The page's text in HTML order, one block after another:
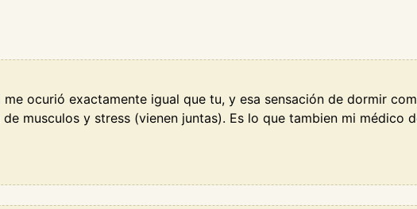
ocurió exactamente igual que tu, y esa sensación de dormir
musculos y stress (vienen juntas). Es lo que tambien mi médico